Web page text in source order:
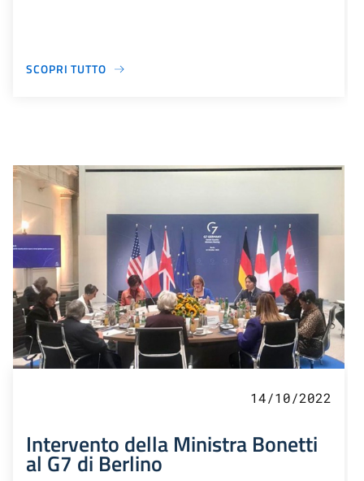
SCOPRI TUTTO
14/10/2022
Intervento della Ministra Bonetti
al G7 di Berlino